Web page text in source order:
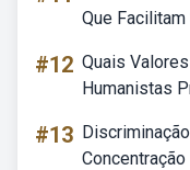
Que
#12 Quais
Humanistas
#13